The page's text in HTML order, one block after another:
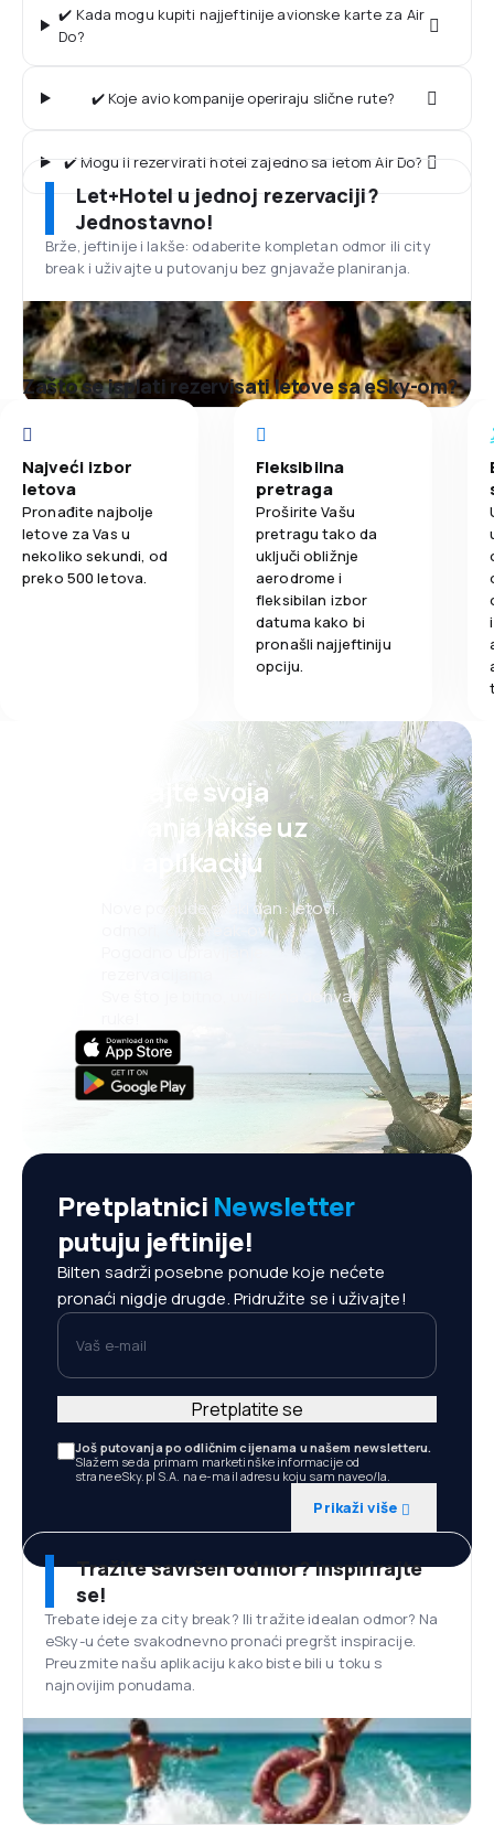
✔️ Kada mogu kupiti najjeftinije avionske karte za Air
Do?
✔️ Koje avio kompanije operiraju slične rute?
✔️ Mogu li rezervirati hotel zajedno sa letom Air Do?
Let+Hotel u jednoj rezervaciji?
Jednostavno!
Brže, jeftinije i lakše: odaberite kompletan odmor ili city
break i uživajte u putovanju bez gnjavaže planiranja.
Zašto se isplati rezervisati letove sa eSky-om?
Najveći izbor
letova
Pronađite najbolje
letove za Vas u
nekoliko sekundi, od
preko 500 letova.
Fleksibilna
pretraga
Proširite Vašu
pretragu tako da
uključi obližnje
aerodrome i
fleksibilan izbor
datuma kako bi
pronašli najjeftiniju
opciju.
Planirajte svoja
putovanja lakše uz
našu aplikaciju
Nove ponude svaki dan: letovi,
odmori, city break-ovi
Sve što je bitno, uvijek na dohvat
Pretplatnici Newsletter
putuju jeftinije!
Bilten sadrži posebne ponude koje nećete
pronaći nigdje drugde. Pridružite se i uživajte!
Vaš e-mail
Još putovanja po odličnim cijenama u našem newsletteru.
Slažem se da primam marketinške informacije od
strane eSky.pl S.A. na e-mail adresu koju sam naveo/la.
Prikaži više
Pretplatite se
Tražite savršen odmor? Inspirirajte
se!
Trebate ideje za city break? Ili tražite idealan odmor? Na
eSky-u ćete svakodnevno pronaći pregršt inspiracije.
Preuzmite našu aplikaciju kako biste bili u toku s
najnovijim ponudama.